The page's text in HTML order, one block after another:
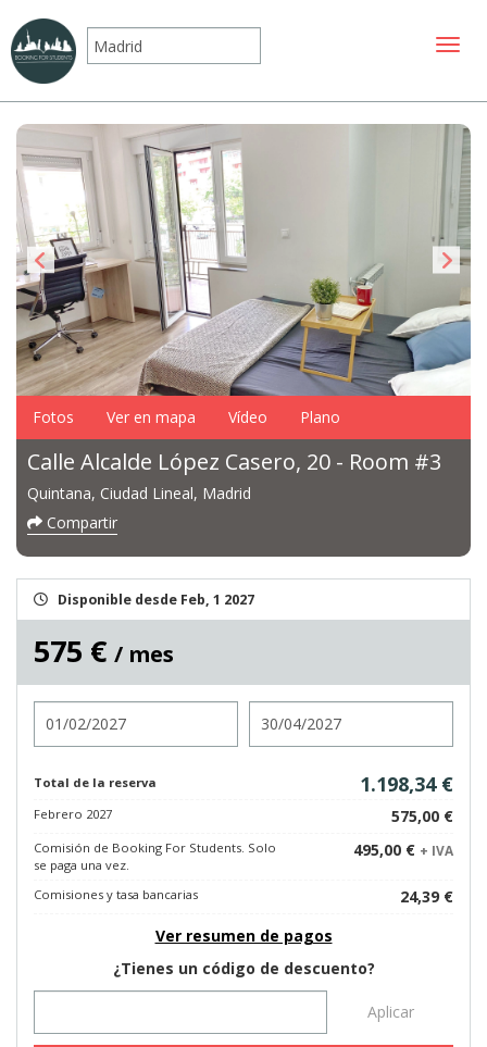
Fotos Ver en mapa Vídeo Plano
Calle Alcalde López Casero, 20 - Room #3
Quintana, Ciudad Lineal, Madrid
Compartir
Disponible desde Feb, 1 2027
575 € / mes
Total de la reserva 1.198,34 €
Febrero 2027 575,00 €
Comisión de Booking For Students. Solo
se paga una vez.
495,00 € + IVA
Comisiones y tasa bancarias
24,39 €
Ver resumen de pagos
¿Tienes un código de descuento?
Aplicar